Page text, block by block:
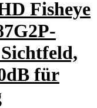
Fisheye
für